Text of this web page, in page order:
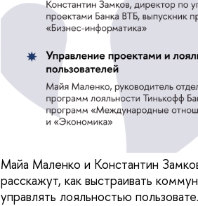
Майа Маленко и Константин
расскажут, как выстраивать
управлять лояльностью